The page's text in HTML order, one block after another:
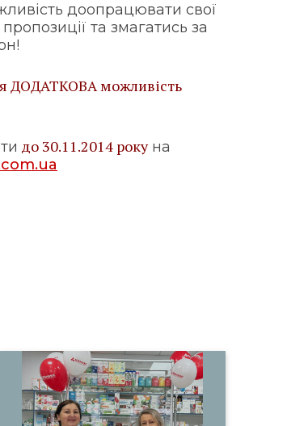
доопрацювати свої
та змагатись за
ДОДАТКОВА можливість
до 30.11.2014 рокуна